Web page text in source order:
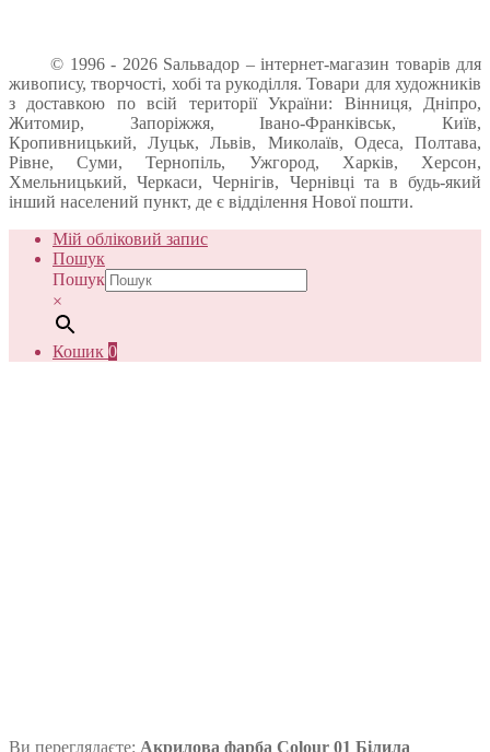
© 1996 - 2026 Sальвадор – інтернет-магазин товарів для
живопису, творчості, хобі та рукоділля. Товари для художників
з доставкою по всій території України: Вінниця, Дніпро,
Житомир, Запоріжжя, Івано-Франківськ, Київ,
Кропивницький, Луцьк, Львів, Миколаїв, Одеса, Полтава,
Рівне, Суми, Тернопіль, Ужгород, Харків, Херсон,
Хмельницький, Черкаси, Чернігів, Чернівці та в будь-який
інший населений пункт, де є відділення Нової пошти.
Мій обліковий запис
Пошук
Пошук
×
Кошик 0
Ви переглядаєте: Акрилова фарба Colour 01 Білила